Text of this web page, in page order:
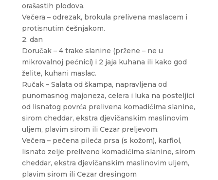
orašastih plodova.
Večera – odrezak, brokula prelivena maslacem i
protisnutim češnjakom.
2. dan
Doručak – 4 trake slanine (pržene – ne u
mikrovalnoj pećnici) i 2 jaja kuhana ili kako god
želite, kuhani maslac.
Ručak – Salata od škampa, napravljena od
punomasnog majoneza, celera i luka na posteljici
od lisnatog povrća prelivena komadićima slanine,
sirom cheddar, ekstra djevičanskim maslinovim
uljem, plavim sirom ili Cezar preljevom.
Večera – pečena pileća prsa (s kožom), karfiol,
lisnato zelje preliveno komadićima slanine, sirom
cheddar, ekstra djevičanskim maslinovim uljem,
plavim sirom ili Cezar dresingom